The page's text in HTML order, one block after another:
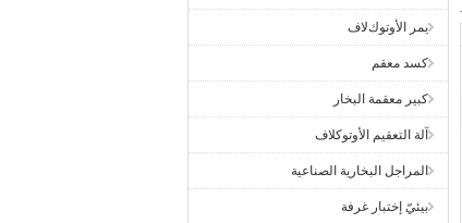
يمر اﻷوتوكﻻف
كسد معقم
كبير معقمة البخار
آلة التعقيم الأوتوكلاف
المراجل البخارية الصناعية
بيئيّ إختبار غرفة